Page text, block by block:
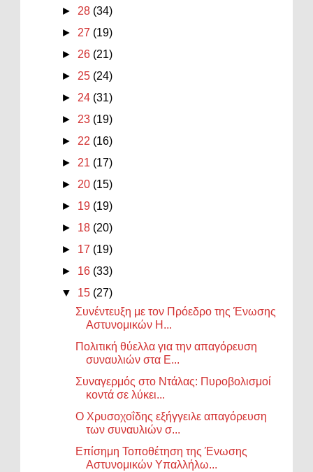
► 28 (34)
► 27 (19)
► 26 (21)
► 25 (24)
► 24 (31)
► 23 (19)
► 22 (16)
► 21 (17)
► 20 (15)
► 19 (19)
► 18 (20)
► 17 (19)
► 16 (33)
▼ 15 (27)
Συνέντευξη με τον Πρόεδρο της Ένωσης
Αστυνομικών Η...
Πολιτική θύελλα για την απαγόρευση
συναυλιών στα Ε...
Συναγερμός στο Ντάλας: Πυροβολισμοί
κοντά σε λύκει...
Ο Χρυσοχοΐδης εξήγγειλε απαγόρευση
των συναυλιών σ...
Επίσημη Τοποθέτηση της Ένωσης
Αστυνομικών Υπαλλήλω...